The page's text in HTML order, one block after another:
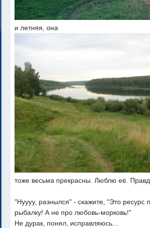
и летняя, она
тоже весьма прекрасны. Люблю её.
"Нуууу, разнылся" - скажите, "Это ресурс
рыбалку! А не про любовь-морковь!"
Не дурак, понял, исправляюсь...